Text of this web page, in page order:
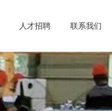
人才招聘 联系我们